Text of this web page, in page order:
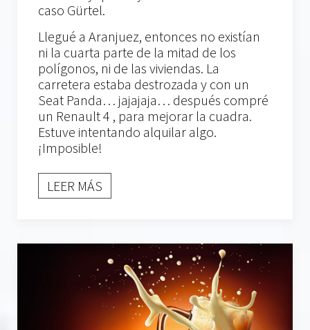
caso Gürtel.
Llegué a Aranjuez, entonces no existían
ni la cuarta parte de la mitad de los
polígonos, ni de las viviendas. La
carretera estaba destrozada y con un
Seat Panda… jajajaja… después compré
un Renault 4 , para mejorar la cuadra.
Estuve intentando alquilar algo.
¡Imposible!
LEER MÁS